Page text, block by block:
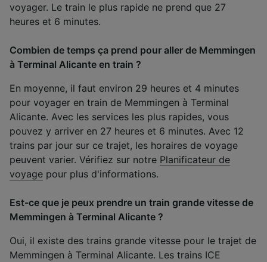
voyager. Le train le plus rapide ne prend que 27
heures et 6 minutes.
Combien de temps ça prend pour aller de Memmingen
à Terminal Alicante en train ?
En moyenne, il faut environ 29 heures et 4 minutes
pour voyager en train de Memmingen à Terminal
Alicante. Avec les services les plus rapides, vous
pouvez y arriver en 27 heures et 6 minutes. Avec 12
trains par jour sur ce trajet, les horaires de voyage
peuvent varier. Vérifiez sur notre Planificateur de
voyage pour plus d'informations.
Est-ce que je peux prendre un train grande vitesse de
Memmingen à Terminal Alicante ?
Oui, il existe des trains grande vitesse pour le trajet de
Memmingen à Terminal Alicante. Les trains ICE